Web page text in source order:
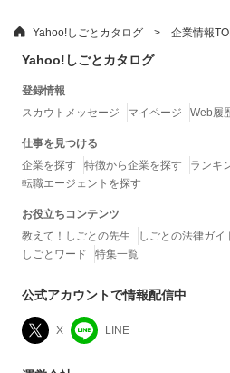
Yahoo!しごとカタログ 企業情報
Yahoo!しごとカタログ
登録情報
スカウトメッセージ
マイページ Web履
仕事を見つける
企業を探す
特徴から企業を探す
ランキ
転職エージェントを探す
お役立ちコンテンツ
教えて！しごとの先生
しごとの法律ガイ
しごとワード
特集一覧
公式アカウントで情報配信中
X LINE